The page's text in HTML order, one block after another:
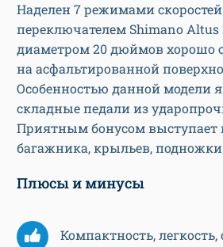
Наделен 7 режимами
переключателем Shimano
диаметром 20 дюймов хорошо
на асфальтированной
Особенностью данной модели
складные педали из
Приятным бонусом выступает
багажника, крыльев,
Плюсы и минусы
Компактность,